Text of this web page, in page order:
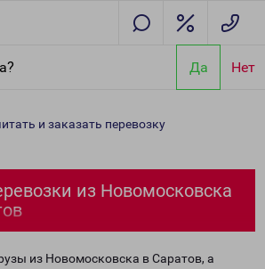
Да Нет
и заказать перевозку
из Новомосковска
из Новомосковска в Саратов, а